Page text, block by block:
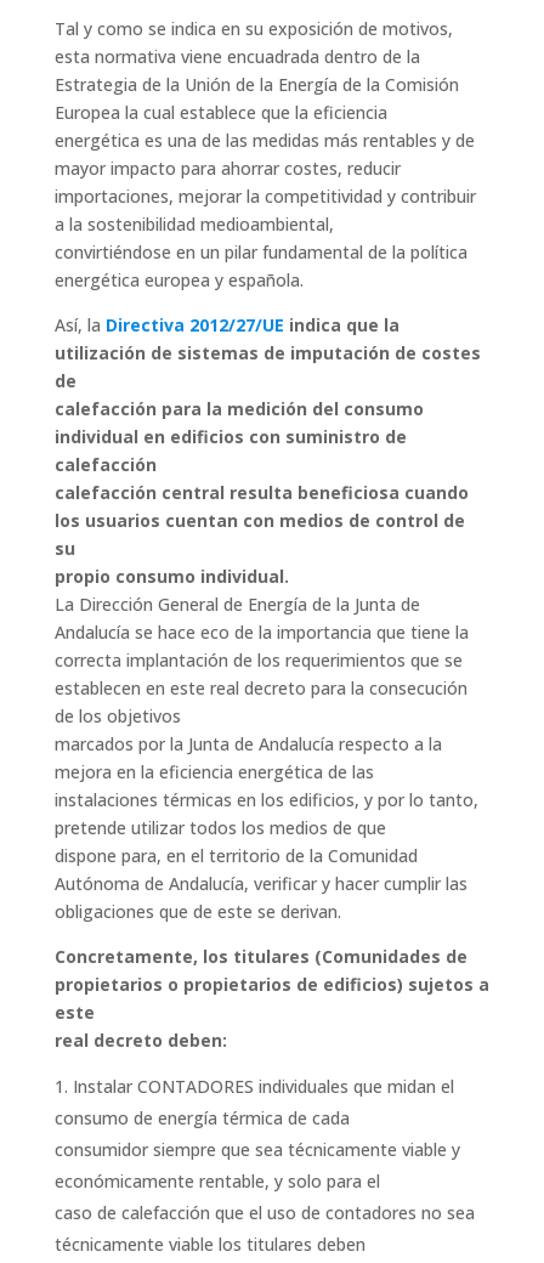
Tal y como se indica en su exposición de motivos,
esta normativa viene encuadrada dentro de la
Estrategia de la Unión de la Energía de la Comisión
Europea la cual establece que la eficiencia
energética es una de las medidas más rentables y de
mayor impacto para ahorrar costes, reducir
importaciones, mejorar la competitividad y contribuir
a la sostenibilidad medioambiental,
convirtiéndose en un pilar fundamental de la política
energética europea y española.
Así, la Directiva 2012/27/UE indica que la
utilización de sistemas de imputación de costes
de
calefacción para la medición del consumo
individual en edificios con suministro de
calefacción
calefacción central resulta beneficiosa cuando
los usuarios cuentan con medios de control de
su
propio consumo individual.
La Dirección General de Energía de la Junta de
Andalucía se hace eco de la importancia que tiene la
correcta implantación de los requerimientos que se
establecen en este real decreto para la consecución
de los objetivos
marcados por la Junta de Andalucía respecto a la
mejora en la eficiencia energética de las
instalaciones térmicas en los edificios, y por lo tanto,
pretende utilizar todos los medios de que
dispone para, en el territorio de la Comunidad
Autónoma de Andalucía, verificar y hacer cumplir las
obligaciones que de este se derivan.
Concretamente, los titulares (Comunidades de
propietarios o propietarios de edificios) sujetos a
este
real decreto deben:
Instalar CONTADORES individuales que midan el
consumo de energía térmica de cada
consumidor siempre que sea técnicamente viable y
económicamente rentable, y solo para el
caso de calefacción que el uso de contadores no sea
técnicamente viable los titulares deben